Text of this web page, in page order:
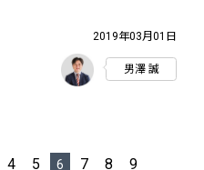
2019年03月01日
男澤 誠
4 5 6 7 8
9